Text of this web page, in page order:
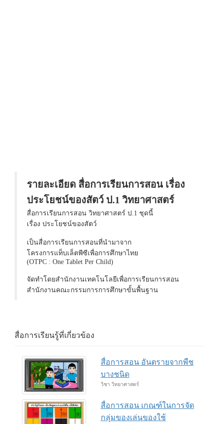
รายละเอียด สื่อการเรียนการสอน เรื่อง
ประโยชน์ของสัตว์ ป.1 วิทยาศาสตร์
สื่อการเรียนการสอน วิทยาศาสตร์ ป.1 ชุดนี้
เรื่อง ประโยชน์ของสัตว์
เป็นสื่อการเรียนการสอนที่นำมาจาก
โครงการแท็บเล็ตพีซีเพื่อการศึกษาไทย
(OTPC : One Tablet Per Child)
จัดทำโดยสำนักงานเทคโนโลยีเพื่อการเรียนการสอน
สำนักงานคณะกรรมการการศึกษาขั้นพื้นฐาน
สื่อการเรียนรู้ที่เกี่ยวข้อง
สื่อการสอน อันตรายจากพืช
บางชนิด
วิชา วิทยาศาสตร์
สื่อการสอน เกณฑ์ในการจัด
กลุ่มของเล่นของใช้